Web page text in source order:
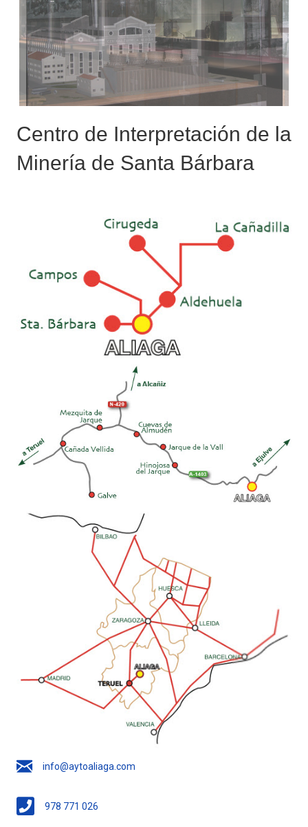
Centro de Interpretación de la
Minería de Santa Bárbara
info@aytoaliaga.com
978 771 026